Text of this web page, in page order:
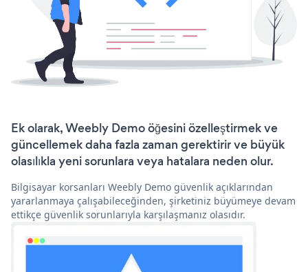
Ek olarak, Weebly Demo öğesini özelleştirmek ve
güncellemek daha fazla zaman gerektirir ve büyük
olasılıkla yeni sorunlara veya hatalara neden olur.
Bilgisayar korsanları Weebly Demo güvenlik açıklarından
yararlanmaya çalışabileceğinden, şirketiniz büyümeye devam
ettikçe güvenlik sorunlarıyla karşılaşmanız olasıdır.